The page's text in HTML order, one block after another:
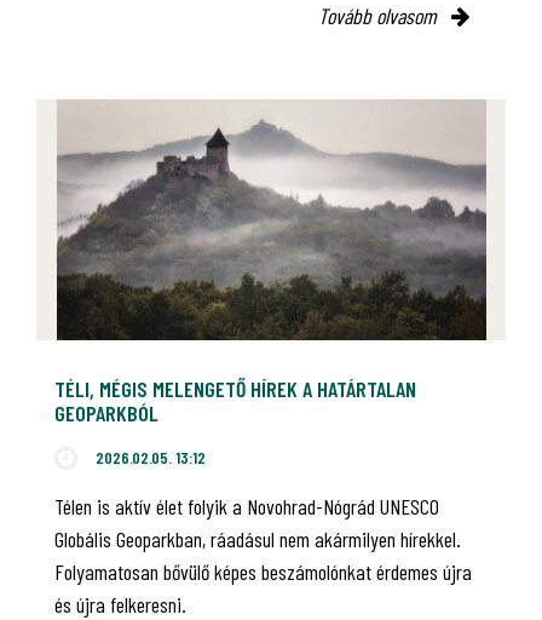
Tovább olvasom
TÉLI, MÉGIS MELENGETŐ HÍREK A HATÁRTALAN
GEOPARKBÓL
2026.02.05. 13:12
Télen is aktív élet folyik a Novohrad-Nógrád UNESCO
Globális Geoparkban, ráadásul nem akármilyen hírekkel.
Folyamatosan bővülő képes beszámolónkat érdemes újra
és újra felkeresni.